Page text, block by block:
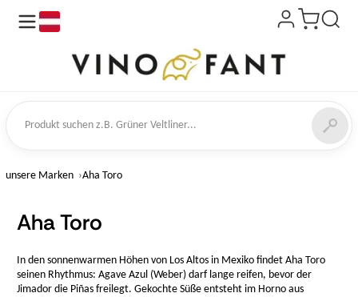
suchen
unsere Marken Aha Toro
Aha Toro
In den sonnenwarmen Höhen von Los Altos in Mexiko findet Aha Toro
seinen Rhythmus: Agave Azul (Weber) darf lange reifen, bevor der
Jimador die Piñas freilegt. Gekochte Süße entsteht im Horno aus